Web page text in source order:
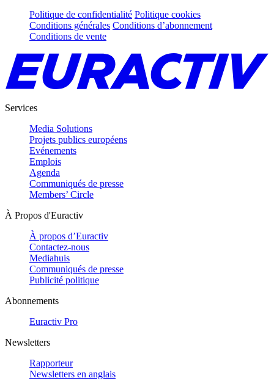
Politique de confidentialité Politique cookies
Conditions générales Conditions d’abonnement
Conditions de vente
Services
Media Solutions
Projets publics européens
Evénements
Emplois
Agenda
Communiqués de presse
Members’ Circle
À Propos d'Euractiv
À propos d’Euractiv
Contactez-nous
Mediahuis
Communiqués de presse
Publicité politique
Abonnements
Euractiv Pro
Newsletters
Rapporteur
Newsletters en anglais